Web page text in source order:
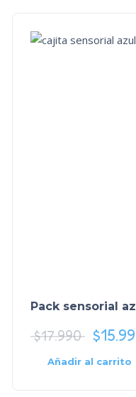
Pack sensorial
$17.990 $
Añadir al carrito